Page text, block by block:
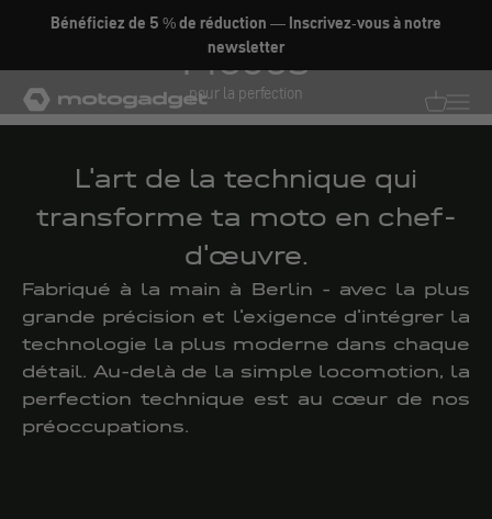
Aller au contenu
Bénéficiez de 5 % de réduction — Inscrivez-vous à notre
newsletter
motogadget GmbH
Pièces
pour la perfection
L'art de la technique qui
transforme ta moto en chef-
d'œuvre.
Fabriqué à la main à Berlin - avec la plus
grande précision et l'exigence d'intégrer la
technologie la plus moderne dans chaque
détail. Au-delà de la simple locomotion, la
perfection technique est au cœur de nos
préoccupations.